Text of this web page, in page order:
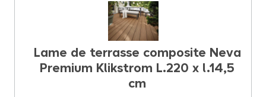
Lame de terrasse composite Neva
Premium Klikstrom L.220 x l.14,5
cm